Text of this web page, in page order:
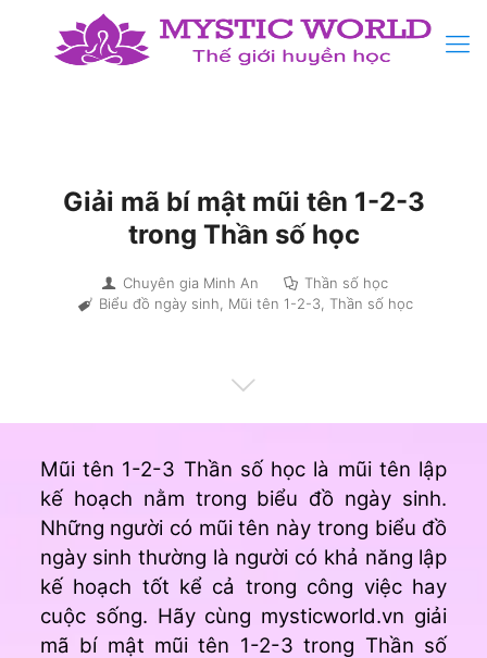
Giải mã bí mật mũi tên 1-2-3
trong Thần số học
Chuyên gia Minh An
Thần số học
Biểu đồ ngày sinh
Mũi tên 1-2-3 Thần số học
Mũi tên 1-2-3 Thần số học là mũi tên lập
kế hoạch nằm trong biểu đồ ngày sinh.
Những người có mũi tên này trong biểu đồ
ngày sinh thường là người có khả năng lập
kế hoạch tốt kể cả trong công việc hay
cuộc sống. Hãy cùng mysticworld.vn giải
mã bí mật mũi tên 1-2-3 trong Thần số